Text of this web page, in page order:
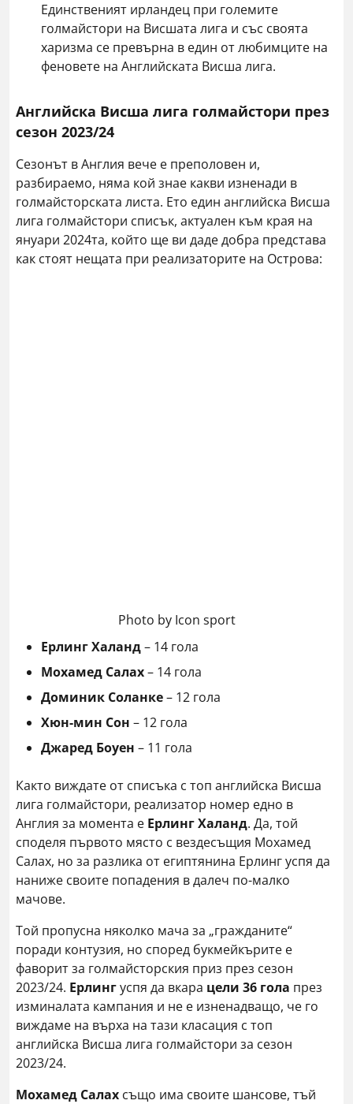
Единственият ирландец при големите
голмайстори на Висшата лига и със своята
харизма се превърна в един от любимците на
феновете на Английската Висша лига.
Английска Висша лига голмайстори през
сезон 2023/24
Сезонът в Англия вече е преполовен и,
разбираемо, няма кой знае какви изненади в
голмайсторската листа. Ето един английска Висша
лига голмайстори списък, актуален към края на
януари 2024та, който ще ви даде добра представа
как стоят нещата при реализаторите на Острова:
Photo by Icon sport
Ерлинг Халанд– 14 гола
Мохамед Салах– 14 гола
Доминик Соланке– 12 гола
Хюн-мин Сон – 12 гола
Джаред Боуен – 11 гола
Както виждате от списъка с топ английска Висша
лига голмайстори, реализатор номер едно в
Англия за момента е Ерлинг Халанд. Да, той
споделя първото място с вездесъщия Мохамед
Салах, но за разлика от египтянина Ерлинг успя да
наниже своите попадения в далеч по-малко
мачове.
Той пропусна няколко мача за „гражданите“
поради контузия, но според букмейкърите е
фаворит за голмайсторския приз през сезон
2023/24. Ерлингуспя да вкара цели 36 гола през
изминалата кампания и не е изненадващо, че го
виждаме на върха на тази класация с топ
английска Висша лига голмайстори за сезон
2023/24.
Мохамед Салах също има своите шансове, тъй